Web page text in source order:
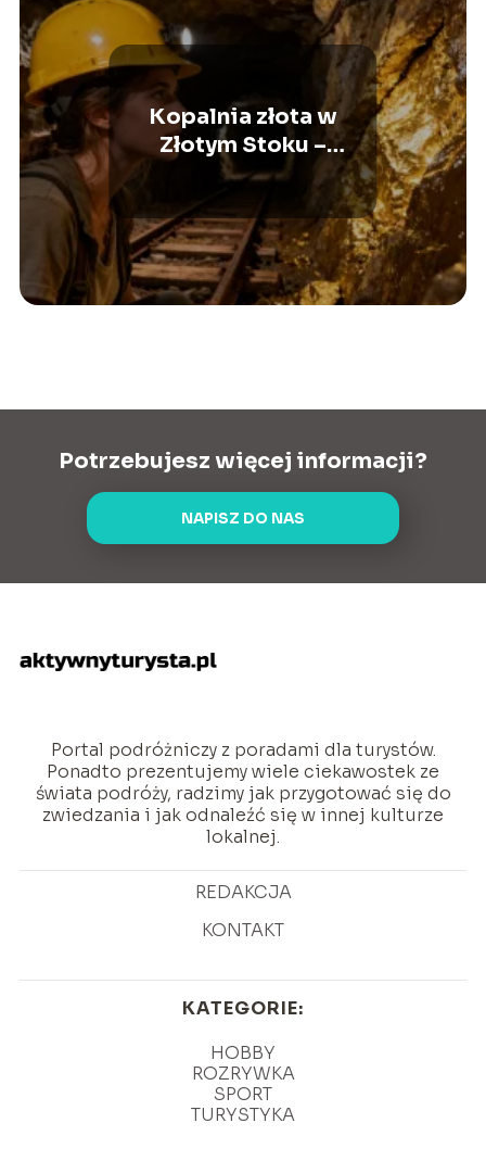
Kopalnia złota w
Złotym Stoku –
zwiedzanie, atrakcje,
Potrzebujesz więcej informacji?
NAPISZ DO NAS
Portal podróżniczy z poradami dla turystów.
Ponadto prezentujemy wiele ciekawostek ze
świata podróży, radzimy jak przygotować się do
zwiedzania i jak odnaleźć się w innej kulturze
lokalnej.
REDAKCJA
KONTAKT
KATEGORIE:
HOBBY
ROZRYWKA
SPORT
TURYSTYKA